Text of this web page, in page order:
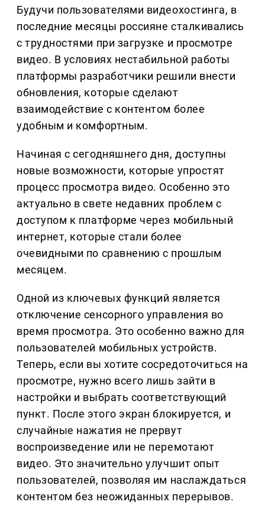
Будучи пользователями видеохостинга, в
последние месяцы россияне сталкивались
с трудностями при загрузке и просмотре
видео. В условиях нестабильной работы
платформы разработчики решили внести
обновления, которые сделают
взаимодействие с контентом более
удобным и комфортным.
Начиная с сегодняшнего дня, доступны
новые возможности, которые упростят
процесс просмотра видео. Особенно это
актуально в свете недавних проблем с
доступом к платформе через мобильный
интернет, которые стали более
очевидными по сравнению с прошлым
месяцем.
Одной из ключевых функций является
отключение сенсорного управления во
время просмотра. Это особенно важно для
пользователей мобильных устройств.
Теперь, если вы хотите сосредоточиться на
просмотре, нужно всего лишь зайти в
настройки и выбрать соответствующий
пункт. После этого экран блокируется, и
случайные нажатия не прервут
воспроизведение или не перемотают
видео. Это значительно улучшит опыт
пользователей, позволяя им наслаждаться
контентом без неожиданных перерывов.